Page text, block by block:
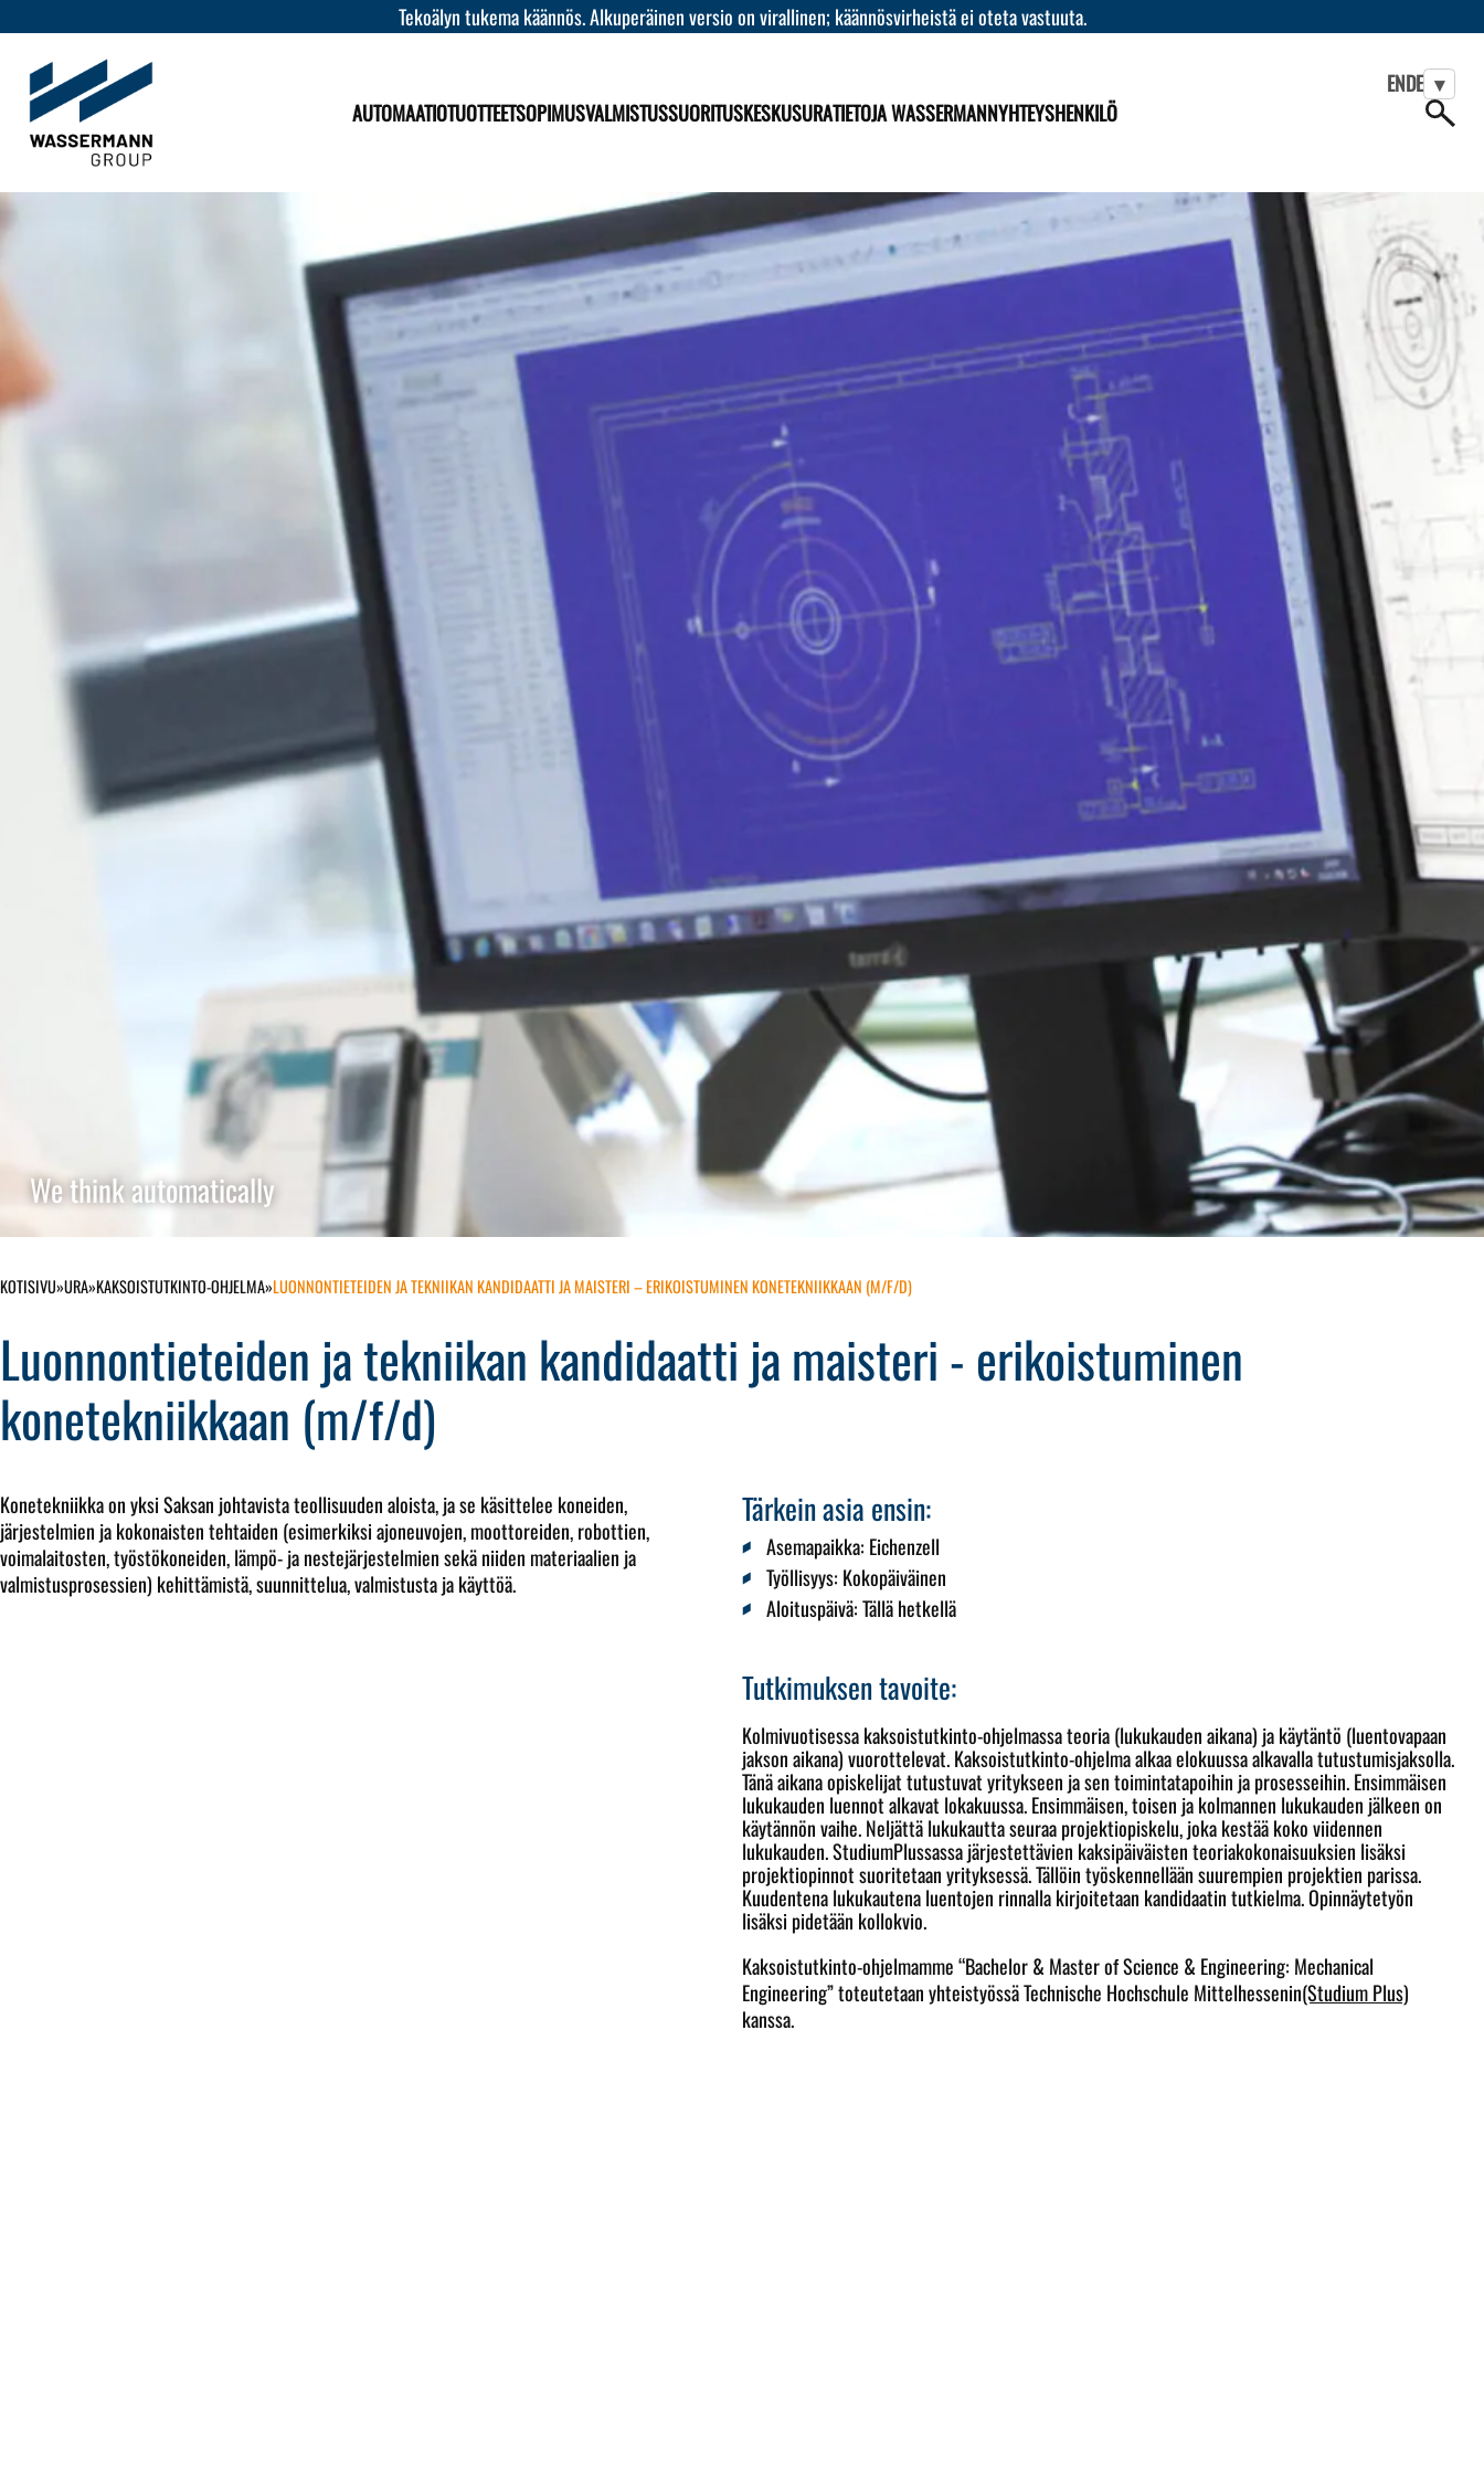
Tekoälyn tukema käännös. Alkuperäinen versio on virallinen; käännösvirheistä ei oteta vastuuta.
ENDE ▾
AUTOMAATIOTUOTTEETSOPIMUSVALMISTUSSUORITUSKESKUSURATIETOJA WASSERMANNYHTEYSHENKILÖ
We think automatically
KOTISIVU»URA»KAKSOISTUTKINTO-OHJELMA»LUONNONTIETEIDEN JA TEKNIIKAN KANDIDAATTI JA MAISTERI – ERIKOISTUMINEN KONETEKNIIKKAAN (M/F/D)
Luonnontieteiden ja tekniikan kandidaatti ja maisteri - erikoistuminen
konetekniikkaan (m/f/d)
Konetekniikka on yksi Saksan johtavista teollisuuden aloista, ja se käsittelee koneiden,
järjestelmien ja kokonaisten tehtaiden (esimerkiksi ajoneuvojen, moottoreiden, robottien,
voimalaitosten, työstökoneiden, lämpö- ja nestejärjestelmien sekä niiden materiaalien ja
valmistusprosessien) kehittämistä, suunnittelua, valmistusta ja käyttöä.
Tärkein asia ensin:
Asemapaikka: Eichenzell
Työllisyys: Kokopäiväinen
Aloituspäivä: Tällä hetkellä
Tutkimuksen tavoite:
Kolmivuotisessa kaksoistutkinto-ohjelmassa teoria (lukukauden aikana) ja käytäntö (luentovapaan
jakson aikana) vuorottelevat. Kaksoistutkinto-ohjelma alkaa elokuussa alkavalla tutustumisjaksolla.
Tänä aikana opiskelijat tutustuvat yritykseen ja sen toimintatapoihin ja prosesseihin. Ensimmäisen
lukukauden luennot alkavat lokakuussa. Ensimmäisen, toisen ja kolmannen lukukauden jälkeen on
käytännön vaihe. Neljättä lukukautta seuraa projektiopiskelu, joka kestää koko viidennen
lukukauden. StudiumPlussassa järjestettävien kaksipäiväisten teoriakokonaisuuksien lisäksi
projektiopinnot suoritetaan yrityksessä. Tällöin työskennellään suurempien projektien parissa.
Kuudentena lukukautena luentojen rinnalla kirjoitetaan kandidaatin tutkielma. Opinnäytetyön
lisäksi pidetään kollokvio.
Kaksoistutkinto-ohjelmamme “Bachelor & Master of Science & Engineering: Mechanical
Engineering” toteutetaan yhteistyössä Technische Hochschule Mittelhessenin(Studium Plus)
kanssa.